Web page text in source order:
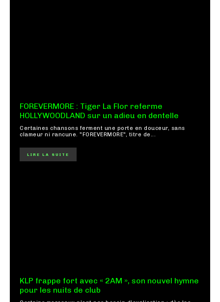
FOREVERMORE : Tiger La Flor referme
HOLLYWOODLAND sur un adieu en dentelle
Certaines chansons ferment une porte en douceur, sans
clameur ni rancune. "FOREVERMORE", titre de...
LIRE LA SUITE
KLP frappe fort avec « 2AM », son nouvel hymne
pour les nuits de club